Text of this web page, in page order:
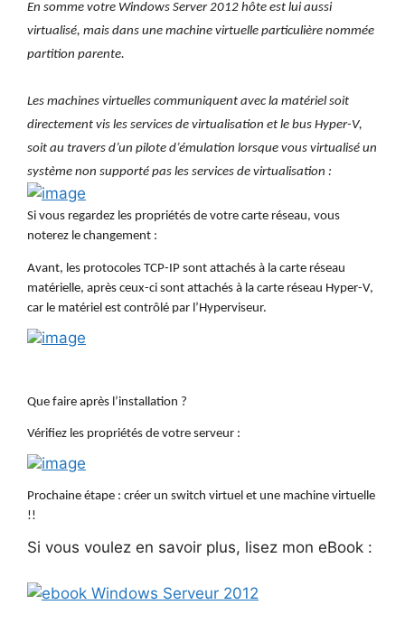
En somme votre Windows Server 2012 hôte est lui aussi
virtualisé, mais dans une machine virtuelle particulière nommée
partition parente.
Les machines virtuelles communiquent avec la matériel soit
directement vis les services de virtualisation et le bus Hyper-V,
soit au travers d’un pilote d’émulation lorsque vous virtualisé un
système non supporté pas les services de virtualisation :
Si vous regardez les propriétés de votre carte réseau, vous
noterez le changement :
Avant, les protocoles TCP-IP sont attachés à la carte réseau
matérielle, après ceux-ci sont attachés à la carte réseau Hyper-V,
car le matériel est contrôlé par l’Hyperviseur.
Que faire après l’installation ?
Vérifiez les propriétés de votre serveur :
Prochaine étape : créer un switch virtuel et une machine virtuelle
!!
Si vous voulez en savoir plus, lisez mon eBook :